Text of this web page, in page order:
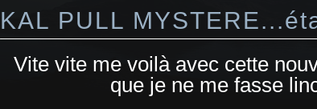
KAL PULL
Vite vite me voilà avec cette
que je ne me fasse